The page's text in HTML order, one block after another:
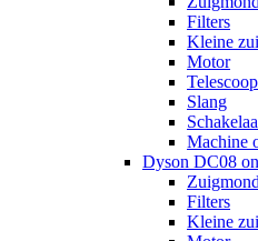
Filters
Kleine
Motor
Slang
Machine
Dyson DC08
Filters
Kleine